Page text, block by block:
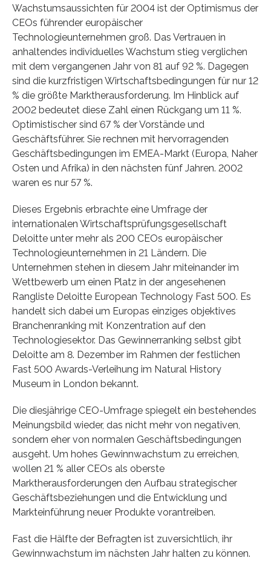
Wachstumsaussichten für 2004 ist der Optimismus der
CEOs führender europäischer
Technologieunternehmen groß. Das Vertrauen in
anhaltendes individuelles Wachstum stieg verglichen
mit dem vergangenen Jahr von 81 auf 92 %. Dagegen
sind die kurzfristigen Wirtschaftsbedingungen für nur 12
% die größte Marktherausforderung. Im Hinblick auf
2002 bedeutet diese Zahl einen Rückgang um 11 %.
Optimistischer sind 67 % der Vorstände und
Geschäftsführer. Sie rechnen mit hervorragenden
Geschäftsbedingungen im EMEA-Markt (Europa, Naher
Osten und Afrika) in den nächsten fünf Jahren. 2002
waren es nur 57 %.
Dieses Ergebnis erbrachte eine Umfrage der
internationalen Wirtschaftsprüfungsgesellschaft
Deloitte unter mehr als 200 CEOs europäischer
Technologieunternehmen in 21 Ländern. Die
Unternehmen stehen in diesem Jahr miteinander im
Wettbewerb um einen Platz in der angesehenen
Rangliste Deloitte European Technology Fast 500. Es
handelt sich dabei um Europas einziges objektives
Branchenranking mit Konzentration auf den
Technologiesektor. Das Gewinnerranking selbst gibt
Deloitte am 8. Dezember im Rahmen der festlichen
Fast 500 Awards-Verleihung im Natural History
Museum in London bekannt.
Die diesjährige CEO-Umfrage spiegelt ein bestehendes
Meinungsbild wieder, das nicht mehr von negativen,
sondern eher von normalen Geschäftsbedingungen
ausgeht. Um hohes Gewinnwachstum zu erreichen,
wollen 21 % aller CEOs als oberste
Marktherausforderungen den Aufbau strategischer
Geschäftsbeziehungen und die Entwicklung und
Markteinführung neuer Produkte vorantreiben.
Fast die Hälfte der Befragten ist zuversichtlich, ihr
Gewinnwachstum im nächsten Jahr halten zu können.